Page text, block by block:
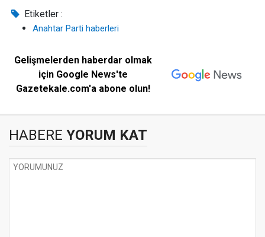
Etiketler :
Anahtar Parti haberleri
Gelişmelerden haberdar olmak
için Google News'te
Gazetekale.com'a abone olun!
HABERE YORUM KAT